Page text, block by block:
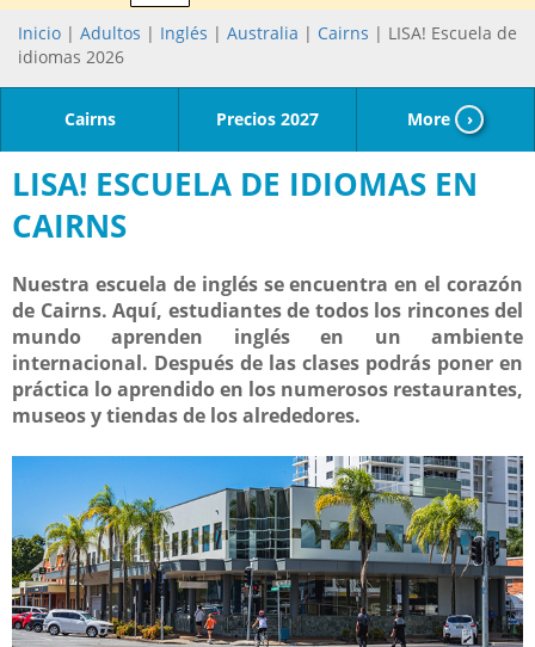
Inicio | Adultos | Inglés | Australia | Cairns | LISA! Escuela de
idiomas 2026
Cairns Precios 2027 More ›
LISA! ESCUELA DE IDIOMAS EN
CAIRNS
Nuestra escuela de inglés se encuentra en el corazón
de Cairns. Aquí, estudiantes de todos los rincones del
mundo aprenden inglés en un ambiente
internacional. Después de las clases podrás poner en
práctica lo aprendido en los numerosos restaurantes,
museos y tiendas de los alrededores.